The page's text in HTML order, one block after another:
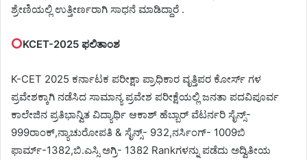
ಶ್ರೇಣಿಯಲ್ಲಿ ಉತ್ತೀರ್ಣರಾಗಿ ಸಾಧನೆ ಮಾಡಿದ್ದಾರೆ .
KCET-2025 ಫಲಿತಾಂಶ
K-CET 2025 ಕರ್ನಾಟಕ ಪರೀಕ್ಷಾ ಪ್ರಾಧಿಕಾರ ವೃತ್ತಿಪರ ಕೋರ್ಸ್ ಗಳ
ಪ್ರವೇಶಕ್ಕಾಗಿ ನಡೆಸಿದ ಸಾಮಾನ್ಯ ಪ್ರವೇಶ ಪರೀಕ್ಷೆಯಲ್ಲಿ ಜನತಾ ಪದವಿಪೂರ್ವ
ಕಾಲೇಜಿನ ಪ್ರತಿಭಾನ್ವಿತ ವಿದ್ಯಾರ್ಥಿ ಆಕಾಶ್ ಹೆಬ್ಬಾರ್ ವೆಟರ್ನರಿ ಸೈನ್ಸ್‌-
999ರಾಂಕ್,ನ್ಯಾಚುರೋಪತಿ & ಸೈನ್ಸ್- 932,ನರ್ಸಿಂಗ್- 1009ಬಿ
ಫಾರ್ಮ್-1382,ಬಿ.ಎಸ್ಸಿ ಅಗ್ರಿ- 1382 Rankಗಳನ್ನು ಪಡೆದು ಅದ್ವಿತೀಯ